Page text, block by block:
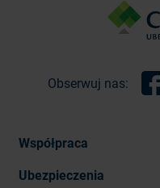
Obserwuj nas:
Współpraca
Ubezpieczenia